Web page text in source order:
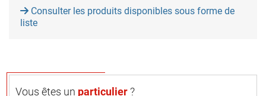
Consulter les produits disponibles sous forme de
liste
Vous êtes un particulier?